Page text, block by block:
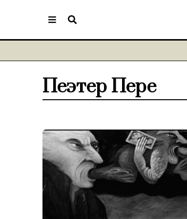
Пеэтер Пере